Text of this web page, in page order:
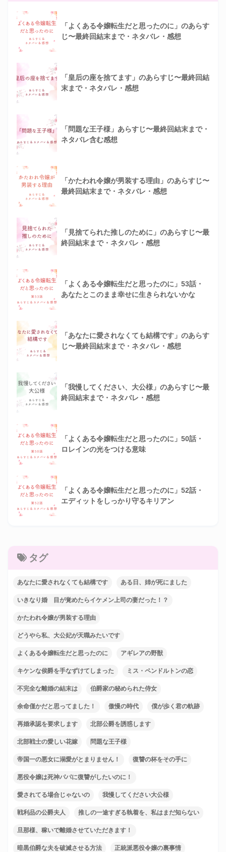
「よくある令嬢転生だと思ったのに」のあらす
じ〜最終回結末まで・ネタバレ・感想
「皇后の座を捨てます」のあらすじ〜最終回結
末まで・ネタバレ・感想
「問題な王子様」あらすじ〜最終回結末まで・
ネタバレ含む感想
「かたわれ令嬢が男装する理由」のあらすじ〜
最終回結末まで・ネタバレ・感想
「見捨てられた推しのために」のあらすじ〜最
終回結末まで・ネタバレ・感想
「よくある令嬢転生だと思ったのに」53話・
あなたとこのまま幸せに生きられないかな
「あなたに愛されなくても結構です」のあらす
じ〜最終回結末まで・ネタバレ・感想
「我慢してください、大公様」のあらすじ〜最
終回結末まで・ネタバレ・感想
「よくある令嬢転生だと思ったのに」50話・
ロレインの光をつける意味
「よくある令嬢転生だと思ったのに」52話・
エディットをしっかり守るキリアン
タグ
あなたに愛されなくても結構です ある日、姉が死にました
いきなり婚 目が覚めたらイケメン上司の妻だった！？
かたわれ令嬢が男装する理由
どうやら私、大公妃が天職みたいです
よくある令嬢転生だと思ったのに アギレアの野獣
キケンな侯爵を手なずけてしまった ミス・ペンドルトンの恋
不完全な離婚の結末は 伯爵家の秘められた侍女
余命僅かだと思ってました！ 傲慢の時代 僕が歩く君の軌跡
再婚承認を要求します 北部公爵を誘惑します
北部戦士の愛しい花嫁 問題な王子様
帝国一の悪女に溺愛がとまりません！ 復讐の杯をその手に
悪役令嬢は死神パパに復讐がしたいのに！
愛されてる場合じゃないの 我慢してください大公様
戦利品の公爵夫人 推しの一途すぎる執着を、私はまだ知らない
旦那様、稼いで離婚させていただきます！
暗黒伯爵な夫を破滅させる方法 正統派悪役令嬢の裏事情